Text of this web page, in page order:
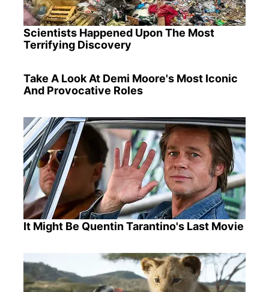
Scientists Happened Upon The Most
Terrifying Discovery
Take A Look At Demi Moore's Most Iconic
And Provocative Roles
It Might Be Quentin Tarantino's Last Movie